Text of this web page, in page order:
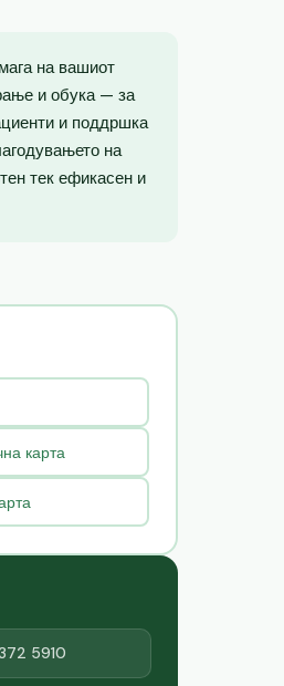
на вашиот
и обука — за
и поддршка
на
тек ефикасен и
карта
5910